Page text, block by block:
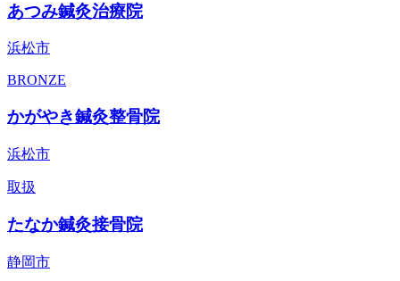
あつみ鍼灸治療院
浜松市
BRONZE
かがやき鍼灸整骨院
浜松市
取扱
たなか鍼灸接骨院
静岡市